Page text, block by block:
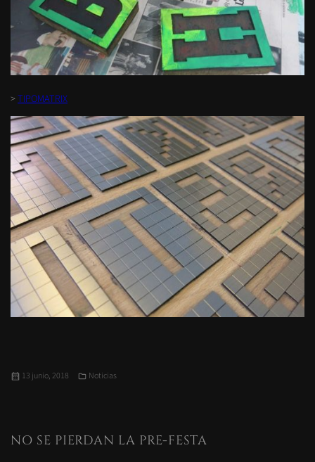
>TIPOMATRIX
Publicado
13 junio, 2018 Categorías
Noticias
NO SE PIERDAN LA PRE-FESTA